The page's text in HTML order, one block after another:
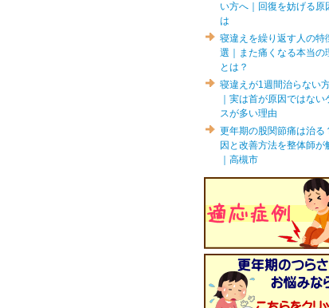
い方へ｜回復を妨げる原
は
寝違えを繰り返す人の特
選｜また痛くなる本当の
とは？
寝違えが1週間治らない
｜実は首が原因ではない
スが多い理由
更年期の股関節痛は治る
因と改善方法を整体師が
｜高槻市